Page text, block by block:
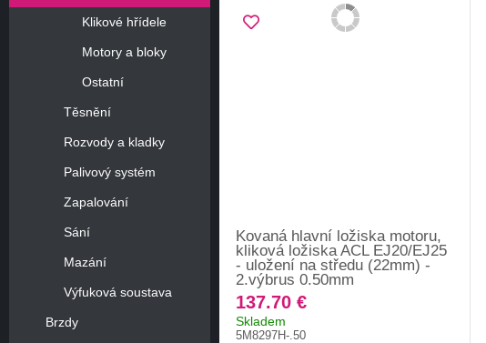
Klikové hřídele
Motory a bloky
Ostatní
Těsnění
Rozvody a kladky
Palivový systém
Zapalování
Sání
Mazání
Výfuková soustava
Brzdy
Kovaná hlavní ložiska motoru,
kliková ložiska ACL EJ20/EJ25
- uložení na středu (22mm) -
2.výbrus 0.50mm
137.70 €
Skladem
5M8297H-.50